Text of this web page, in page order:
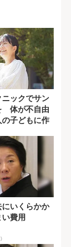
ニックでサン
体が不自由
子どもに作
にいくらかか
費用